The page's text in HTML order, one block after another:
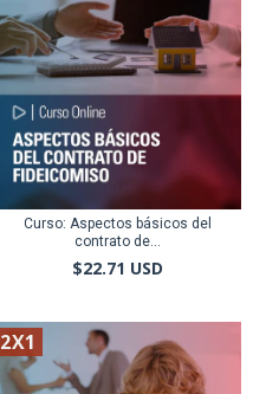
Curso: Aspectos básicos del
contrato de...
$22.71 USD
2X1